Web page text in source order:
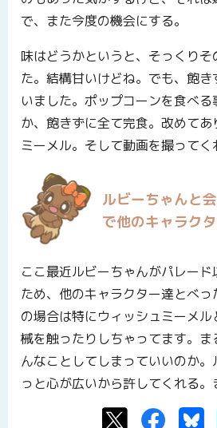
で、また今度の機会にする。
味はどうかというと、そっくり
た。結構甘いけどね。でも、飽
いました。ポップコーンを食べ
か、飽きずに全て完食。改めて
ミーメル。そして動画を撮ってく
ルビーちゃんと
で他のキャラク
ここ最近ルビーちゃんがパレー
ため、他のキャラクター達とべ
の場合は特にウィッシュミーメ
械を触ったりしちゃってます。ま
んなことしてしまっていいのか
っと心が広いから許してくれる。
Twitter